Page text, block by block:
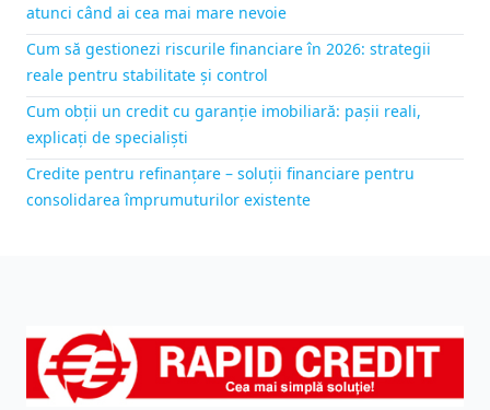
atunci când ai cea mai mare nevoie
Cum să gestionezi riscurile financiare în 2026: strategii
reale pentru stabilitate și control
Cum obții un credit cu garanție imobiliară: pașii reali,
explicați de specialiști
Credite pentru refinanțare – soluții financiare pentru
consolidarea împrumuturilor existente